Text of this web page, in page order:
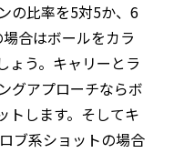
の比率を5対5か、6
合はボールをカラ
ょう。キャリーとラ
グアプローチならボ
トします。そしてキ
ブ系ショットの場合